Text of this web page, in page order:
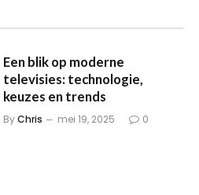
Een blik op moderne
televisies: technologie,
keuzes en trends
ByChris mei 19, 2025 0